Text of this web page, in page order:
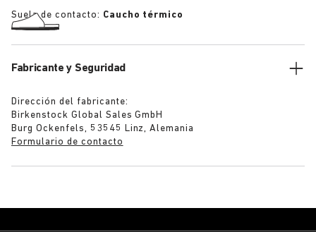
Suela de contacto: Caucho térmico
Fabricante y Seguridad
Dirección del fabricante:
Birkenstock Global Sales GmbH
Burg Ockenfels, 53545 Linz, Alemania
Formulario de contacto